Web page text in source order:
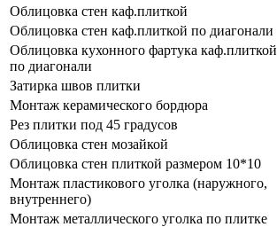
Облицовка стен каф.плиткой
Облицовка стен каф.плиткой по диагонали
Облицовка кухонного фартука каф.плиткой
по диагонали
Затирка швов плитки
Монтаж керамического бордюра
Рез плитки под 45 градусов
Облицовка стен мозайкой
Облицовка стен плиткой размером 10*10
Монтаж пластикового уголка (наружного,
внутреннего)
Монтаж металлического уголка по плитке